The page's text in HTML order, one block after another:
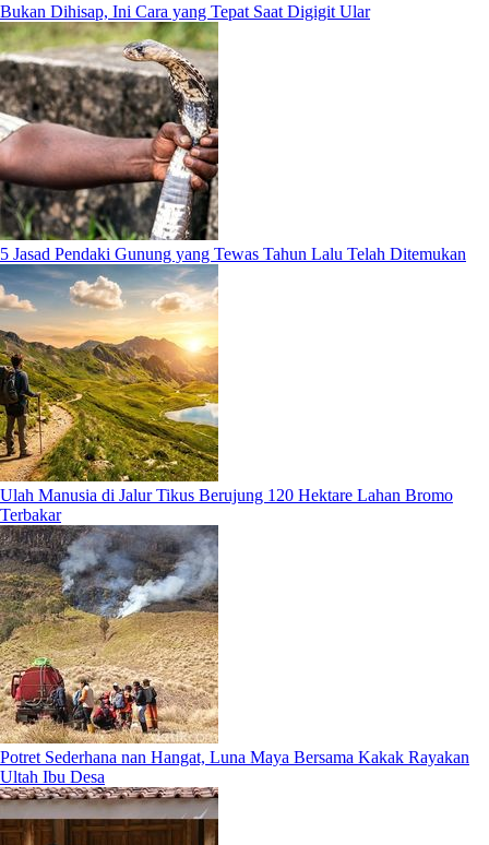
Bukan Dihisap, Ini Cara yang Tepat Saat Digigit Ular
5 Jasad Pendaki Gunung yang Tewas Tahun Lalu Telah Ditemukan
Ulah Manusia di Jalur Tikus Berujung 120 Hektare Lahan Bromo
Terbakar
Potret Sederhana nan Hangat, Luna Maya Bersama Kakak Rayakan
Ultah Ibu Desa